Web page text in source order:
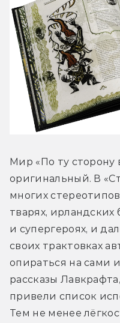
Мир «По ту сторону
оригинальный. В
многих
тварях, ирландских
и супергероях, и
своих трактовках
опираться на сами
рассказы
привели список
Тем не менее